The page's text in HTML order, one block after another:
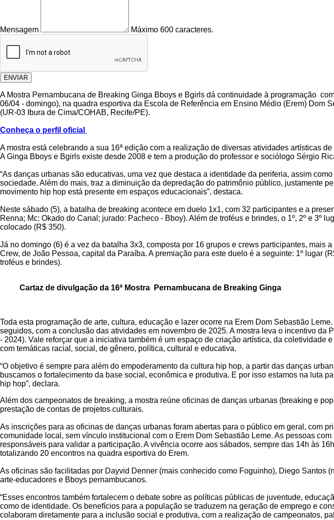
Mensagem Máximo 600 caracteres.
ENVIAR
A Mostra Pernambucana de Breaking Ginga Bboys e Bgirls dá continuidade à programação
06/04 - domingo), na quadra esportiva da Escola de Referência em Ensino Médio (Erem)
(UR-03 Ibura de Cima/COHAB, Recife/PE).
Conheça o perfil oficial
A mostra está celebrando a sua 16ª edição com a realização de diversas atividades artísticas
A Ginga Bboys e Bgirls existe desde 2008 e tem a produção do professor e sociólogo Sérgio
“As danças urbanas são educativas, uma vez que destaca a identidade da periferia, assim
sociedade. Além do mais, traz a diminuição da depredação do patrimônio público, justamente
movimento hip hop está presente em espaços educacionais”, destaca.
Neste sábado (5), a batalha de breaking acontece em duelo 1x1, com 32 participantes e a
Renna; Mc: Okado do Canal; jurado: Pacheco - Bboy). Além de troféus e brindes, o 1º, 2º e 3º
colocado (R$ 350).
Já no domingo (6) é a vez da batalha 3x3, composta por 16 grupos e crews participantes,
Crew, de João Pessoa, capital da Paraíba. A premiação para este duelo é a seguinte: 1º lugar
troféus e brindes).
Cartaz de divulgação da 16ª Mostra Pernambucana de Breaking Ginga
Toda esta programação de arte, cultura, educação e lazer ocorre na Erem Dom Sebastião
seguidos, com a conclusão das atividades em novembro de 2025. A mostra leva o incentivo
- 2024). Vale reforçar que a iniciativa também é um espaço de criação artística, da
com temáticas racial, social, de gênero, política, cultural e educativa.
“O objetivo é sempre para além do empoderamento da cultura hip hop, a partir das danças
buscamos o fortalecimento da base social, econômica e produtiva. E por isso estamos na luta
hip hop”, declara.
Além dos campeonatos de breaking, a mostra reúne oficinas de danças urbanas (breaking e
prestação de contas de projetos culturais.
As inscrições para as oficinas de danças urbanas foram abertas para o público em geral, com
comunidade local, sem vínculo institucional com o Erem Dom Sebastião Leme. As pessoas
responsáveis para validar a participação. A vivência ocorre aos sábados, sempre das 14h às
totalizando 20 encontros na quadra esportiva do Erem.
As oficinas são facilitadas por Dayvid Denner (mais conhecido como Foguinho), Diego Santos
arte-educadores e Bboys pernambucanos.
“Esses encontros também fortalecem o debate sobre as políticas públicas de juventude,
como de identidade. Os benefícios para a população se traduzem na geração de emprego e
colaboram diretamente para a inclusão social e produtiva, com a realização de campeonatos,